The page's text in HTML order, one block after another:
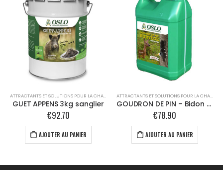
OSLO
GUET APPENS 3kg sanglier
€92.70
AJOUTER AU PANIER
GOUDRON DE PIN – Bidon 5L – chevreuil
€78.90
AJOUTER AU PANIER